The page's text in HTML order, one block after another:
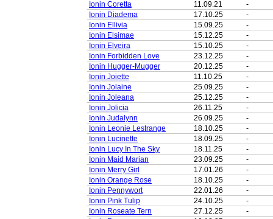
Ionin Coretta
11.09.21
-
Ionin Diadema
17.10.25
-
Ionin Ellivia
15.09.25
-
Ionin Elsimae
15.12.25
-
Ionin Elveira
15.10.25
-
Ionin Forbidden Love
23.12.25
-
Ionin Hugger-Mugger
20.12.25
-
Ionin Joiette
11.10.25
-
Ionin Jolaine
25.09.25
-
Ionin Joleana
25.12.25
-
Ionin Jolicia
26.11.25
-
Ionin Judalynn
26.09.25
-
Ionin Leonie Lestrange
18.10.25
-
Ionin Lucinette
18.09.25
-
Ionin Lucy In The Sky
18.11.25
-
Ionin Maid Marian
23.09.25
-
Ionin Merry Girl
17.01.26
-
Ionin Orange Rose
18.10.25
-
Ionin Pennywort
22.01.26
-
Ionin Pink Tulip
24.10.25
-
Ionin Roseate Tern
27.12.25
-